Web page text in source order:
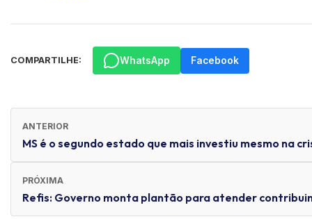
COMPARTILHE: WhatsApp Facebook
ANTERIOR
MS é o segundo estado que mais investiu mesmo na
PRÓXIMA
Refis: Governo monta plantão para atender